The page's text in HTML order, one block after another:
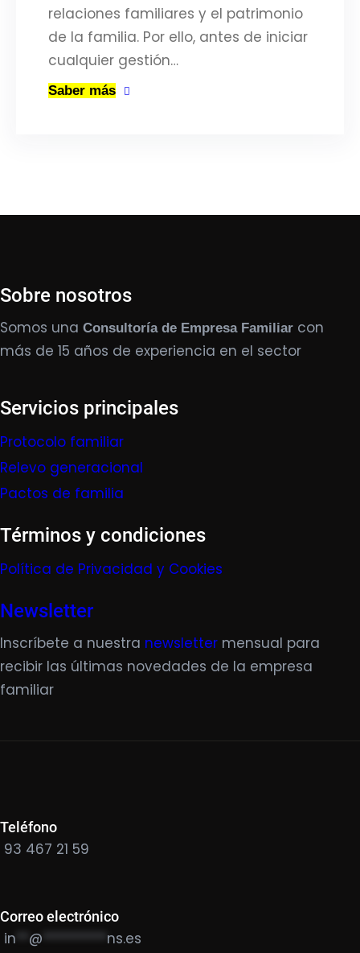
relaciones familiares y el patrimonio
de la familia. Por ello, antes de iniciar
cualquier gestión…
Saber más
Sobre nosotros
Somos una Consultoría de Empresa Familiar con
más de 15 años de experiencia en el sector
Servicios principales
Protocolo familiar
Relevo generacional
Pactos de familia
Términos y condiciones
Política de Privacidad y Cookies
Newsletter
Inscríbete a nuestra newsletter mensual para
recibir las últimas novedades de la empresa
familiar
Teléfono
93 467 21 59
Correo electrónico
in @ ********** ns.es